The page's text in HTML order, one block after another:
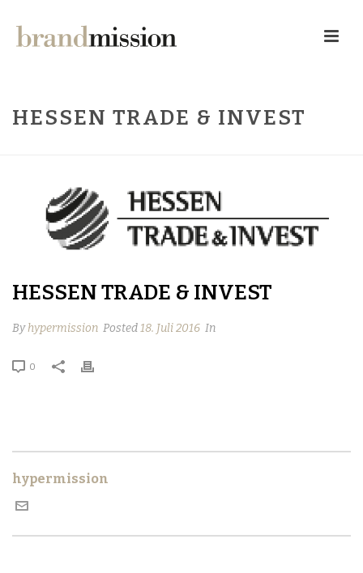
HESSEN TRADE & INVEST
HESSEN TRADE & INVEST
Byhypermission Posted18. Juli 2016 In
0
hypermission